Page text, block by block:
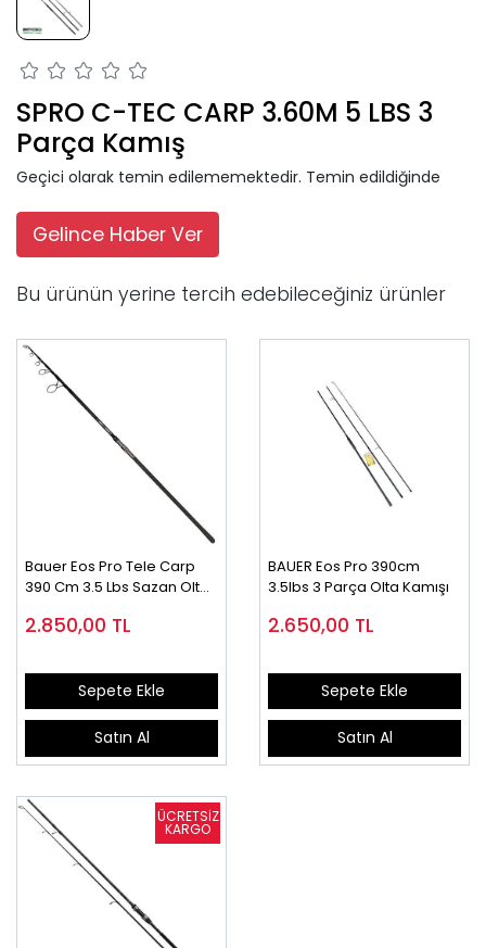
SPRO C-TEC CARP 3.60M 5 LBS 3
Parça Kamış
Geçici olarak temin edilememektedir. Temin edildiğinde
Gelince Haber Ver
Bu ürünün yerine tercih edebileceğiniz ürünler
Bauer Eos Pro Tele Carp
390 Cm 3.5 Lbs Sazan Olta
2.850,00 TL
Sepete Ekle
Satın Al
BAUER Eos Pro 390cm
3.5lbs 3 Parça Olta Kamışı
2.650,00 TL
Sepete Ekle
Satın Al